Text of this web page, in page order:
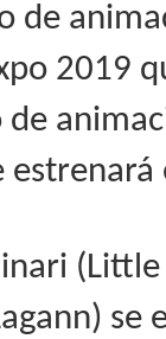
de
2019
de
estrenará
se